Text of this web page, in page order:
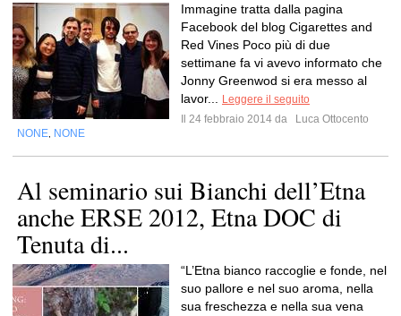
Immagine tratta dalla pagina
Facebook del blog Cigarettes and
Red Vines Poco più di due
settimane fa vi avevo informato che
Jonny Greenwod si era messo al
lavor...
Leggere il seguito
Il 24 febbraio 2014 da
Luca Ottocento
NONE NONE
Al seminario sui Bianchi dell’Etna
anche ERSE 2012, Etna DOC di
Tenuta di...
“L’Etna bianco raccoglie e fonde, nel
suo pallore e nel suo aroma, nella
sua freschezza e nella sua vena